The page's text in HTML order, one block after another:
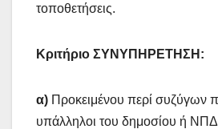
τοποθετήσεις.
Κριτήριο ΣΥΝΥΠΗΡΕΤΗΣΗ:
α) Προκειμένου περί συζύγων
υπάλληλοι του δημοσίου ή